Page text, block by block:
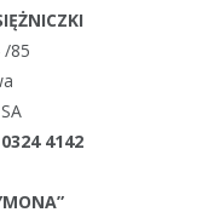
/85
4142